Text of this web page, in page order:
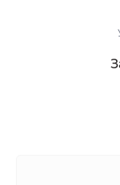
Інформація
Повернення